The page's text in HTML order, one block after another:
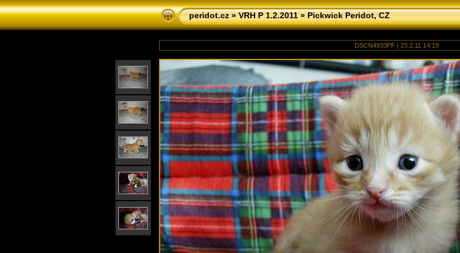
peridot.cz»VRH P 1.2.2011»Pickwick Peridot, CZ
DSCN4933PF | 23.2.11 14:19